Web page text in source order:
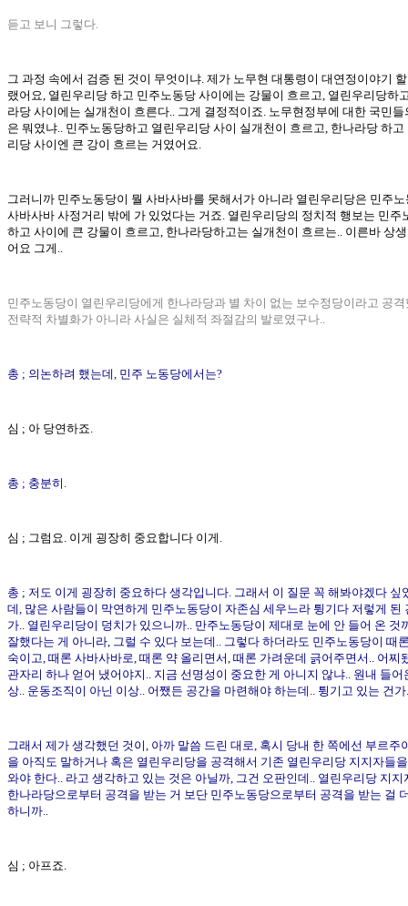
듣고 보니 그렇다.
그 과정 속에서 검증 된 것이 무엇이냐. 제가 노무현 대통령이 대연정이야기
랬어요, 열린우리당 하고 민주노동당 사이에는 강물이 흐르고, 열린우리당하
라당 사이에는 실개천이 흐른다.. 그게 결정적이죠. 노무현정부에 대한 국민들
은 뭐였냐.. 민주노동당하고 열린우리당 사이 실개천이 흐르고, 한나라당 하고
리당 사이엔 큰 강이 흐르는 거였어요.
그러니까 민주노동당이 뭘 사바사바를 못해서가 아니라 열린우리당은 민주
사바사바 사정거리 밖에 가 있었다는 거죠. 열린우리당의 정치적 행보는 민주
하고 사이에 큰 강물이 흐르고, 한나라당하고는 실개천이 흐르는.. 이른바 상
어요 그게..
민주노동당이 열린우리당에게 한나라당과 별 차이 없는 보수정당이라고 공격
전략적 차별화가 아니라 사실은 실체적 좌절감의 발로였구나..
총 ; 의논하려 했는데, 민주 노동당에서는?
심 ; 아 당연하죠.
총 ; 충분히.
심 ; 그럼요. 이게 굉장히 중요합니다 이게.
총 ; 저도 이게 굉장히 중요하다 생각입니다. 그래서 이 질문 꼭 해봐야겠다 싶
데, 많은 사람들이 막연하게 민주노동당이 자존심 세우느라 튕기다 저렇게 된
가.. 열린우리당이 덩치가 있으니까.. 만주노동당이 제대로 눈에 안 들어 온 것
잘했다는 게 아니라, 그럴 수 있다 보는데.. 그렇다 하더라도 민주노동당이 때
숙이고, 때론 사바사바로, 때론 약 올리면서, 때론 가려운데 긁어주면서.. 어찌
관자리 하나 얻어 냈어야지.. 지금 선명성이 중요한 게 아니지 않냐.. 원내 들어
상.. 운동조직이 아닌 이상.. 어쨌든 공간을 마련해야 하는데.. 튕기고 있는 건가
그래서 제가 생각했던 것이, 아까 말씀 드린 대로, 혹시 당내 한 쪽에선 부르주
을 아직도 말하거나 혹은 열린우리당을 공격해서 기존 열린우리당 지지자들
와야 한다.. 라고 생각하고 있는 것은 아닐까, 그건 오판인데.. 열린우리당 지지
한나라당으로부터 공격을 받는 거 보단 민주노동당으로부터 공격을 받는 걸
하니까..
심 ; 아프죠.